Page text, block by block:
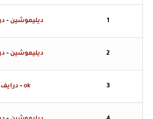
1 ديليموشين -
2 ديليموشين -
3
ok
-